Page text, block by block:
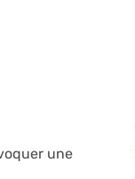
une